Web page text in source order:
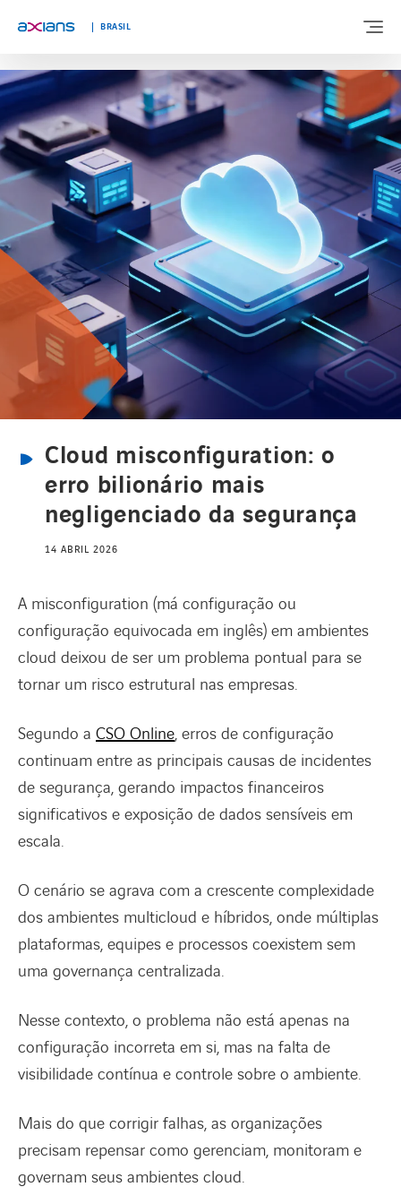
BRASIL
BEM-VINDO A AXIANS BRASIL
SOBRE NÓS
EXPERTISES
SEGMENTOS
BLOG
FALE CONOSCO
CANAL DE DENÚNCIAS
CARREIRAS
Cloud misconfiguration: o
erro bilionário mais
negligenciado da segurança
14 ABRIL 2026
A misconfiguration (má configuração ou
configuração equivocada em inglês) em ambientes
cloud deixou de ser um problema pontual para se
tornar um risco estrutural nas empresas.
Segundo a CSO Online, erros de configuração
continuam entre as principais causas de incidentes
de segurança, gerando impactos financeiros
significativos e exposição de dados sensíveis em
escala.
O cenário se agrava com a crescente complexidade
dos ambientes multicloud e híbridos, onde múltiplas
plataformas, equipes e processos coexistem sem
uma governança centralizada.
Nesse contexto, o problema não está apenas na
configuração incorreta em si, mas na falta de
visibilidade contínua e controle sobre o ambiente.
Mais do que corrigir falhas, as organizações
precisam repensar como gerenciam, monitoram e
governam seus ambientes cloud.